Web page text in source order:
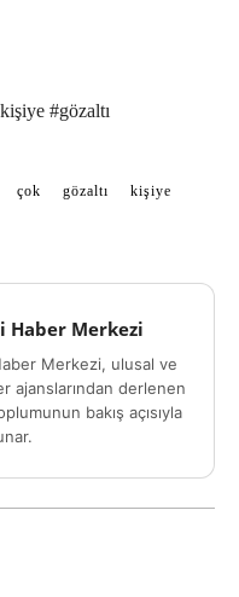
#gözaltı
çok gözaltı kişiye
Haber Merkezi
Merkezi, ulusal ve
ajanslarından derlenen
bakış açısıyla